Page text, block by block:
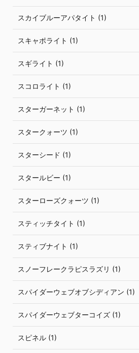
スカイブルーアパタイト (1)
スキャポライト (1)
スギライト (1)
スコロライト (1)
スターガーネット (1)
スタークォーツ (1)
スターシード (1)
スタールビー (1)
スターローズクォーツ (1)
スティッチタイト (1)
スティブナイト (1)
スノーフレークラピスラズリ (1)
スパイダーウェブオブシディアン (1)
スパイダーウェブターコイズ (1)
スピネル (1)